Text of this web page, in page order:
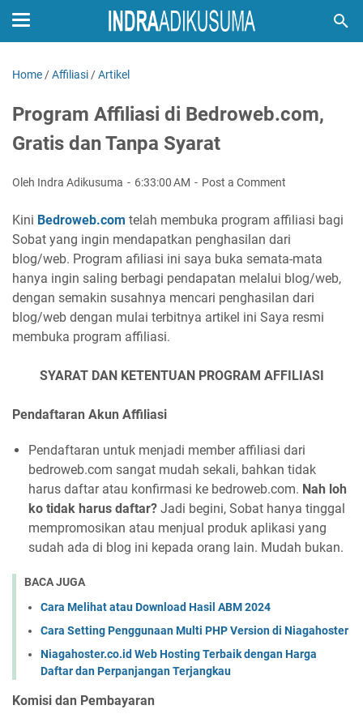
Home /Affiliasi /Artikel
Program Affiliasi di Bedroweb.com,
Gratis dan Tanpa Syarat
Oleh Indra Adikusuma 6:33:00 AM Post a Comment
Kini Bedroweb.com telah membuka program affiliasi bagi
Sobat yang ingin mendapatkan penghasilan dari
blog/web. Program afiliasi ini saya buka semata-mata
hanya ingin saling berbagi pendapatan melalui blog/web,
dengan semakin susahnya mencari penghasilan dari
blog/web dengan mulai terbitnya artikel ini Saya resmi
membuka program affiliasi.
SYARAT DAN KETENTUAN PROGRAM AFFILIASI
Pendaftaran Akun Affiliasi
Pendaftaran untuk menjadi member affiliasi dari
bedroweb.com sangat mudah sekali, bahkan tidak
harus daftar atau konfirmasi ke bedroweb.com. Nah loh
ko tidak harus daftar? Jadi begini, Sobat hanya tinggal
mempromosikan atau menjual produk aplikasi yang
sudah ada di blog ini kepada orang lain. Mudah bukan.
BACA JUGA
Cara Melihat atau Download Hasil ABM 2024
Cara Setting Penggunaan Multi PHP Version di Niagahoster
Niagahoster.co.id Web Hosting Terbaik dengan Harga
Daftar dan Perpanjangan Terjangkau
Komisi dan Pembayaran